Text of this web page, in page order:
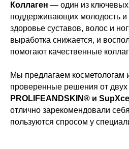
Коллаген — один из ключевых
поддерживающих молодость и
здоровье суставов, волос и
выработка снижается, и
помогают качественные
Мы предлагаем косметологам
проверенные решения от
PROLIFEANDSKIN® и
отлично зарекомендовали
пользуются спросом у